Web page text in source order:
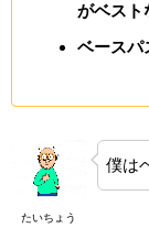
がベスト
ベースパ
たいちょう
僕は